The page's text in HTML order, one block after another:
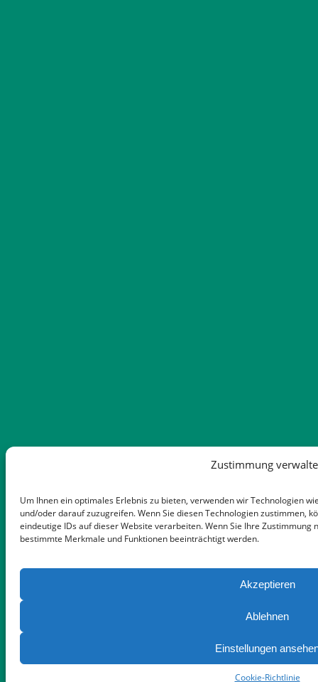
Zustimmung
Um Ihnen ein optimales Erlebnis zu bieten, verwenden wir Technologien
und/oder darauf zuzugreifen. Wenn Sie diesen Technologien zustimmen,
eindeutige IDs auf dieser Website verarbeiten. Wenn Sie Ihre Zustimmung
bestimmte Merkmale und Funktionen beeinträchtigt werden.
Akzeptieren
Ablehnen
Einstellungen
Cookie-Richtlinie